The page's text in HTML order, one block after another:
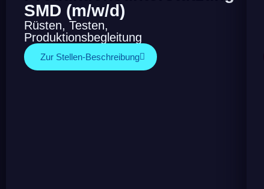
SMD (m/w/d)
Rüsten, Testen,
Produktionsbegleitung
Zur Stellen-Beschreibung